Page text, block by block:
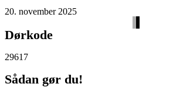
20. november 2025
Dørkode
29617
Sådan gør du!